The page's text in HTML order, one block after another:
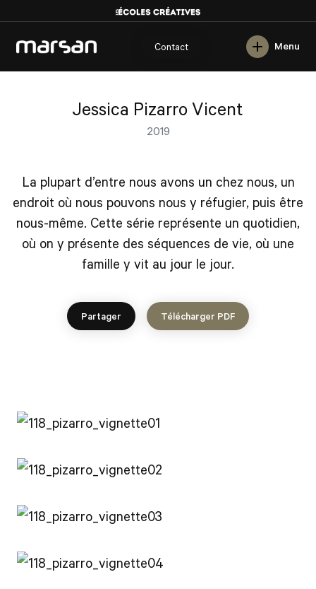
Contact Menu
English
Jessica Pizarro Vicent
2019
La plupart d’entre nous avons un chez nous, un
endroit où nous pouvons nous y réfugier, puis être
nous-même. Cette série représente un quotidien,
où on y présente des séquences de vie, où une
famille y vit au jour le jour.
Partager Télécharger PDF